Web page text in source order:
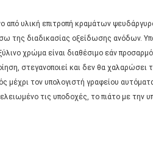
υλική επιτροπή κραμάτων
της διαδικασίας οξείδωσης ανόδων.
χρώμα είναι διαθέσιμο εάν
στεγανοποιεί και δεν θα χαλαρώσει
μέχρι τον υπολογιστή γραφείου
τις υποδοχές, το πιάτο με την